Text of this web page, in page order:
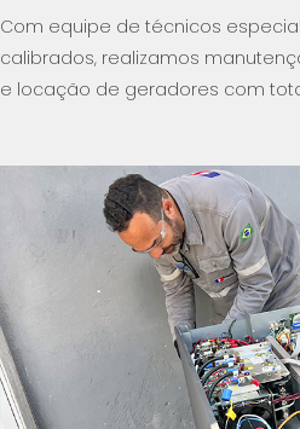
Com equipe de técnicos
calibrados, realizamos
e locação de geradores com